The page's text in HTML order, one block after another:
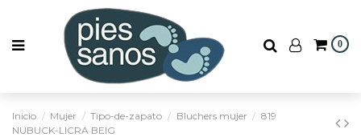
0
Inicio Mujer Tipo-de-zapato Bluchers mujer
819
NUBUCK-LICRA BEIG